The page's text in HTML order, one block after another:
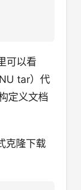
可以看
tar）代
定义文档
克隆下载